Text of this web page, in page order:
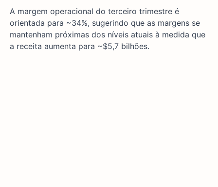
A margem operacional do terceiro trimestre é
orientada para ~34%, sugerindo que as margens se
mantenham próximas dos níveis atuais à medida que
a receita aumenta para ~$5,7 bilhões.